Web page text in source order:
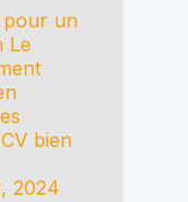
pour un
Le
bien
2024